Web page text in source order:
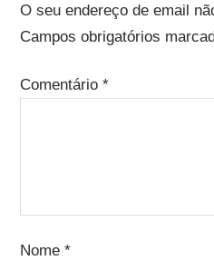
O seu endereço de email
Campos obrigatórios
Comentário *
Nome *